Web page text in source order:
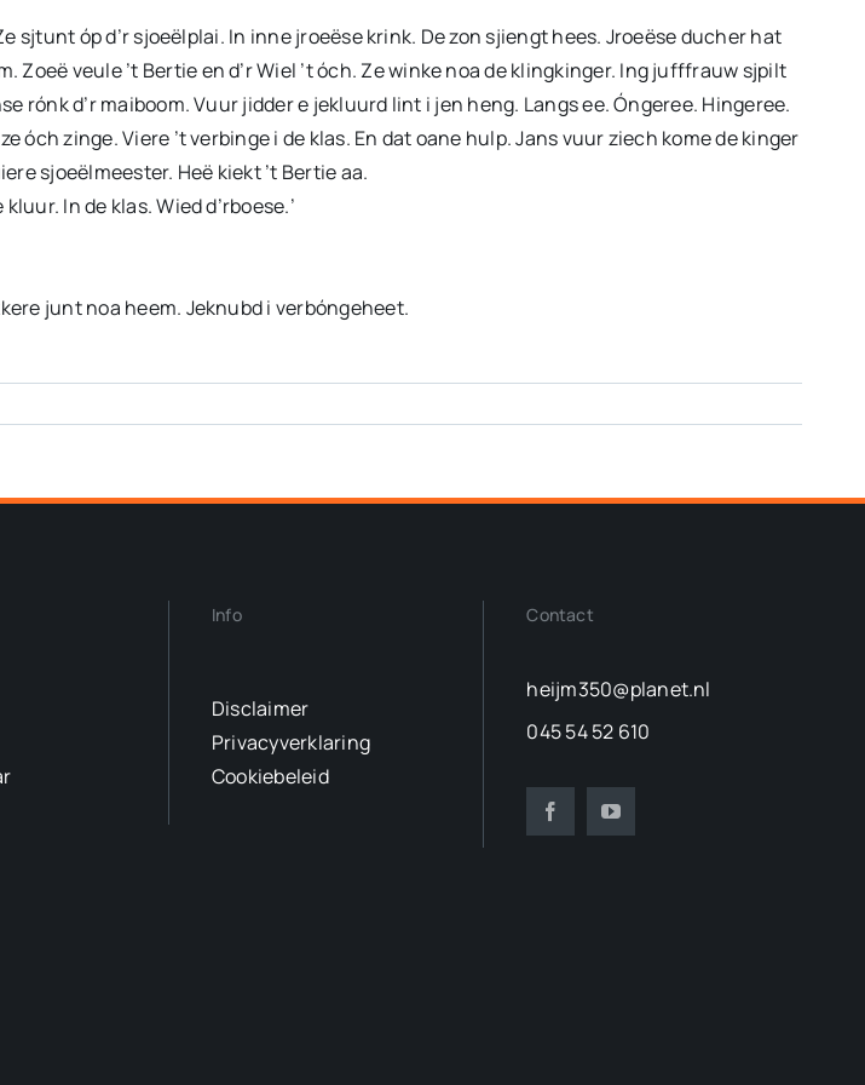
te
verhogen
of
te
sjtunt óp d’r sjoeëlplai. In inne jroeëse krink. De zon sjiengt hees. Jroeëse ducher hat
veule ’t Bertie en d’r Wiel ’t óch. Ze winke noa de klingkinger. Ing jufffrauw sjpilt
rónk d’r maiboom. Vuur jidder e jekluurd lint i jen heng. Langs ee. Óngeree. Hingeree.
zinge. Viere ’t verbinge i de klas. En dat oane hulp. Jans vuur ziech kome de kinger
sjoeëlmeester. Heë kiekt ’t Bertie aa.
In de klas. Wied d’rboese.’
junt noa heem. Jeknubd i verbóngeheet.
Info
Disclaimer
Privacyverklaring
Cookiebeleid
Contact
heijm350@planet.nl
045 54 52 610